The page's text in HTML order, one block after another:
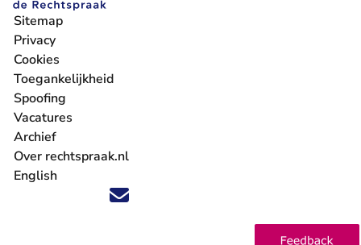
Volg ons op X (Twitter) - U verlaat Rechtspraak.nl
Volg ons op Facebook - U verlaat Rechtspraak.nl
Volg ons op Instagram - U verlaat Rechtspraak.nl
Volg ons op Youtube - U verlaat Rechtspraak.nl
Volg ons op LinkedIn - U verlaat
'Blijf op de hoogte' nieuwsbrief - U verlaat
Sitemap
Privacy
Cookies
Toegankelijkheid
Spoofing
Vacatures
- U verlaat Rechtspraak.nl
Archief
Over rechtspraak.nl
English